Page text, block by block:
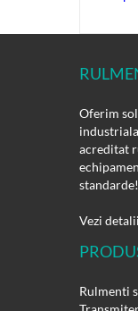
Oferim
acreditat
standarde!
Vezi detalii
Rulmenti